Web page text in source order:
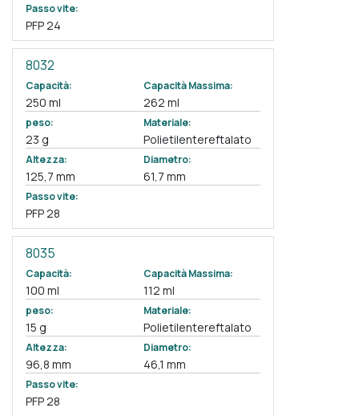
Passo vite:
PFP 24
8032
Capacità:
250 ml
Capacità Massima:
262 ml
peso:
23 g
Materiale:
Polietilentereftalato
Altezza:
125,7 mm
Diametro:
61,7 mm
Passo vite:
PFP 28
8035
Capacità:
100 ml
Capacità Massima:
112 ml
peso:
15 g
Materiale:
Polietilentereftalato
Altezza:
96,8 mm
Diametro:
46,1 mm
Passo vite:
PFP 28